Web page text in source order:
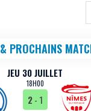
PROCHAINS
JEU 30 JUILLET
18H00
2- 1